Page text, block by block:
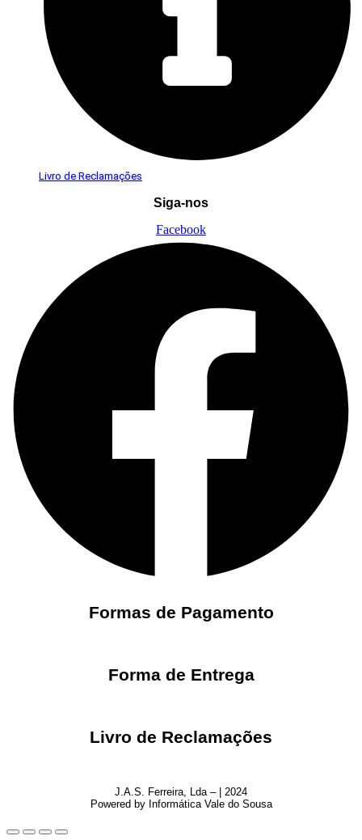
Livro de Reclamações
Siga-nos
Facebook
Formas de Pagamento
Forma de Entrega
Livro de Reclamações
J.A.S. Ferreira, Lda – | 2024
Powered by Informática Vale do Sousa